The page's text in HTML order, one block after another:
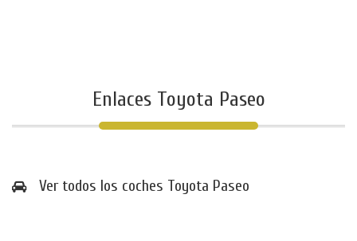
Enlaces Toyota Paseo
Ver todos los coches Toyota Paseo